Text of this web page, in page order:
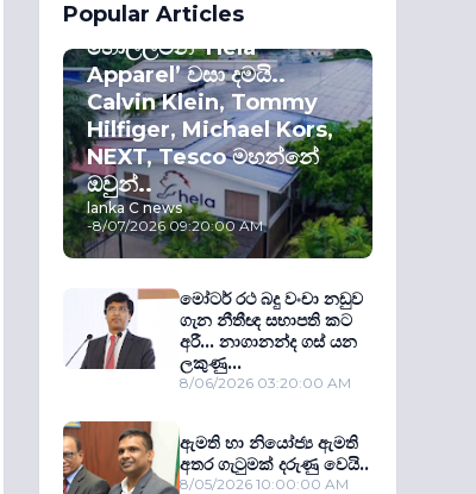
Popular Articles
කොළඹ කොටස්
හොල්ලමින් ‘Hela
Apparel’ වසා දමයි..
Calvin Klein, Tommy
Hilfiger, Michael Kors,
NEXT, Tesco මහන්නේ
ඔවුන්..
lanka C news
-8/07/2026 09:20:00 AM
මෝටර් රථ බදු වංචා නඩුව
ගැන නීතීඥ සභාපති කට
අරී... නාගානන්ද ගස් යන
ලකුණු...
8/06/2026 03:20:00 AM
ඇමති හා නියෝජ්‍ය ඇමති
අතර ගැටුමක් දරුණු වෙයි..
8/05/2026 10:00:00 AM